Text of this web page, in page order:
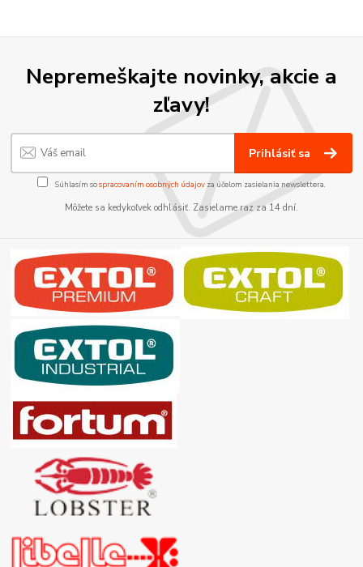
Nepremeškajte novinky, akcie a
zľavy!
Prihlásiť sa
Súhlasím sospracovaním osobných údajov za účelom zasielania newslettera.
Môžete sa kedykoľvek odhlásiť. Zasielame raz za 14 dní.